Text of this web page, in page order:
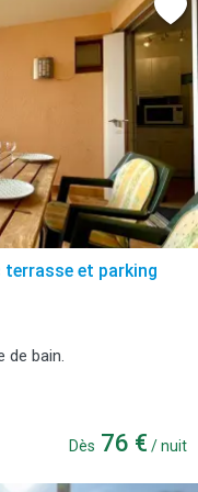
et parking
de bain.
Dès 76 € / nuit